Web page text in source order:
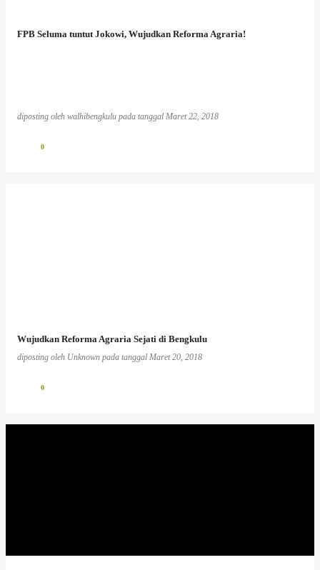
FPB Seluma tuntut Jokowi, Wujudkan Reforma Agraria!
diposting oleh walhibengkulu pada tanggal Maret 22, 2018
0
Wujudkan Reforma Agraria Sejati di Bengkulu
diposting oleh Unknown pada tanggal Maret 20, 2018
0